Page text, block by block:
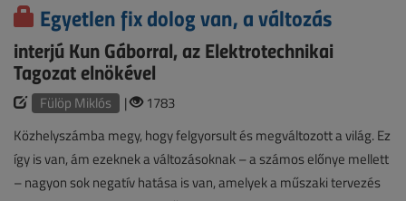
Egyetlen fix dolog van, a változás
interjú Kun Gáborral, az Elektrotechnikai
Tagozat elnökével
Fülöp Miklós |
1783
Közhelyszámba megy, hogy felgyorsult és megváltozott a világ. Ez
így is van, ám ezeknek a változásoknak – a számos előnye mellett
– nagyon sok negatív hatása is van, amelyek a műszaki tervezés